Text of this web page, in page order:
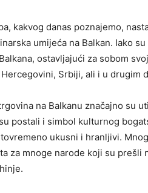
kakvog danas poznajemo,
umijeća na Balkan. Iako
ostavljajući za sobom
Srbiji, ali i u drugim
na Balkanu značajno su
postali i simbol kulturnog
ukusni i hranljivi.
za mnoge narode koji su prešli